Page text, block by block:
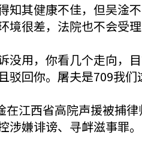
知其健康不佳，但吴淦
境很差，法院也不会受
没用，你看几个走向，
驳回你。屠夫是709我们
在江西省高院声援被捕
涉嫌诽谤、寻衅滋事罪